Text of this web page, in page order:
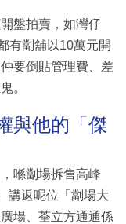
盤拍賣，如灣仔
有劏舖以10萬元開
要倒貼管理費、差
。
與他的「傑
喺劏場拆售高峰
講返呢位「劏場大
場、荃立方通通係